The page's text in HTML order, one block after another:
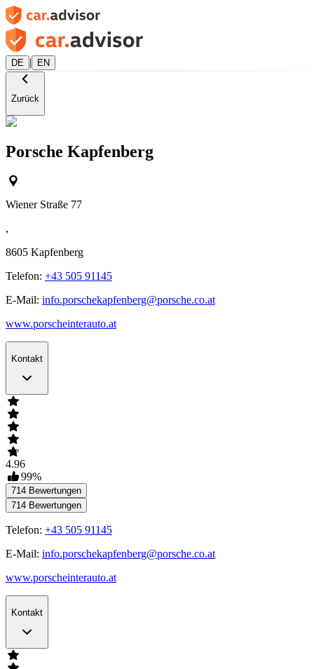
DE | EN
Zurück
Porsche Kapfenberg
Wiener Straße 77
,
8605 Kapfenberg
Telefon: +43 505 91145
E-Mail: info.porschekapfenberg@porsche.co.at
www.porscheinterauto.at
Kontakt
4.96
99%
714 Bewertungen
714 Bewertungen
Telefon: +43 505 91145
E-Mail: info.porschekapfenberg@porsche.co.at
www.porscheinterauto.at
Kontakt